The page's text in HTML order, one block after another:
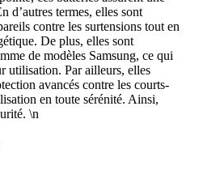
d’autres termes, elles sont
contre les surtensions tout en
De plus, elles sont
de modèles Samsung, ce qui
utilisation. Par ailleurs, elles
avancés contre les courts-
en toute sérénité. Ainsi,
\n